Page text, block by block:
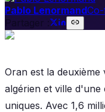
Pablo Lenormand
Partager :
Oran est la
algérien et ville
uniques. Avec 1,6